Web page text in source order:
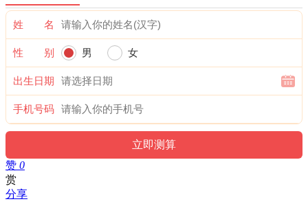
姓 名
性 别 男 女
出生日期
手机号码
赞 0
赏
分享